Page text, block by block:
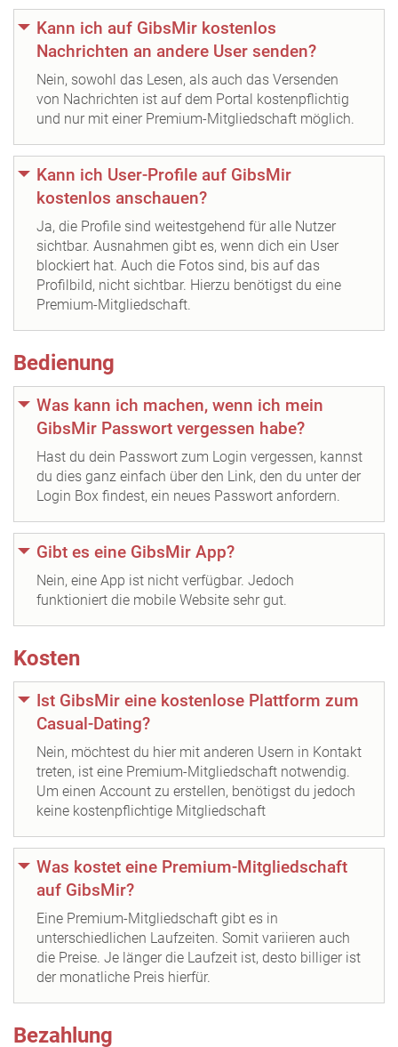
Kann ich auf GibsMir kostenlos
Nachrichten an andere User senden?
Nein, sowohl das Lesen, als auch das Versenden
von Nachrichten ist auf dem Portal kostenpflichtig
und nur mit einer Premium-Mitgliedschaft möglich.
Kann ich User-Profile auf GibsMir
kostenlos anschauen?
Ja, die Profile sind weitestgehend für alle Nutzer
sichtbar. Ausnahmen gibt es, wenn dich ein User
blockiert hat. Auch die Fotos sind, bis auf das
Profilbild, nicht sichtbar. Hierzu benötigst du eine
Premium-Mitgliedschaft.
Bedienung
Was kann ich machen, wenn ich mein
GibsMir Passwort vergessen habe?
Hast du dein Passwort zum Login vergessen, kannst
du dies ganz einfach über den Link, den du unter der
Login Box findest, ein neues Passwort anfordern.
Gibt es eine GibsMir App?
Nein, eine App ist nicht verfügbar. Jedoch
funktioniert die mobile Website sehr gut.
Kosten
Ist GibsMir eine kostenlose Plattform zum
Casual-Dating?
Nein, möchtest du hier mit anderen Usern in Kontakt
treten, ist eine Premium-Mitgliedschaft notwendig.
Um einen Account zu erstellen, benötigst du jedoch
keine kostenpflichtige Mitgliedschaft
Was kostet eine Premium-Mitgliedschaft
auf GibsMir?
Eine Premium-Mitgliedschaft gibt es in
unterschiedlichen Laufzeiten. Somit variieren auch
die Preise. Je länger die Laufzeit ist, desto billiger ist
der monatliche Preis hierfür.
Bezahlung